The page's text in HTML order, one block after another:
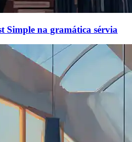
Simple na gramática sérvia